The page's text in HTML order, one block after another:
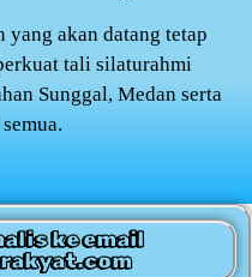
yang akan datang tetap
tali silaturahmi
Sunggal, Medan serta
ke email